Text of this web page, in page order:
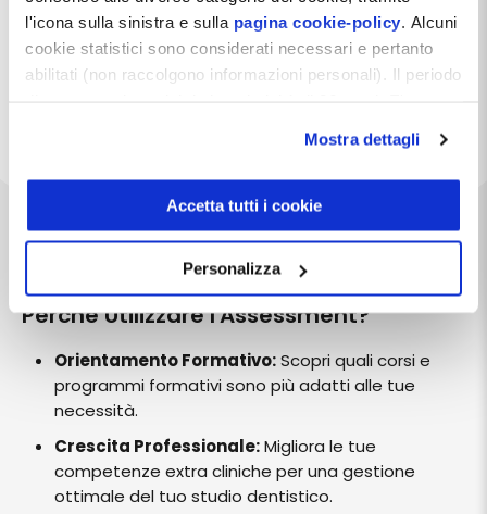
l'icona sulla sinistra e sulla pagina cookie-policy. Alcuni
cookie statistici sono considerati necessari e pertanto
abilitati (non raccolgono informazioni personali). Il periodo
indirizzo:dentistamanager.it/contatti-dentista-
Chiudendo questo banner tramite apposita X in alto a
Mostra dettagli
Accetta tutti i cookie
Personalizza
forniranno un feedback dettagliato.
Consulenza Dedicata:Non sarai solo! Dopo
l’autovalutazione, avrai la possibilità di continuare
esigenze specifiche, della tua struttura e dei tuoi
Perché Utilizzare l'Assessment?
Orientamento Formativo:Scopri quali corsi e
programmi formativi sono più adatti alle tue
necessità.
Crescita Professionale:Migliora le tue
competenze extra cliniche per una gestione
ottimale del tuo studio dentistico.